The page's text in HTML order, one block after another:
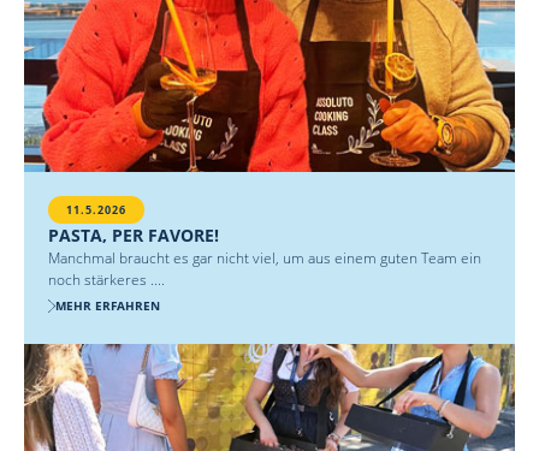
11.5.2026
PASTA, PER FAVORE!
Manchmal braucht es gar nicht viel, um aus einem guten Team ein
noch stärkeres ....
MEHR ERFAHREN